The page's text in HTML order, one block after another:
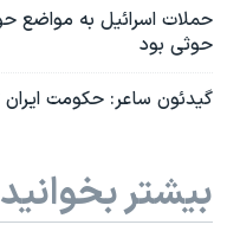
حملات اسرائیل به مواضع
حوثی بود
گیدئون ساعر:‌ حکومت ایران
بیشتر بخوانید